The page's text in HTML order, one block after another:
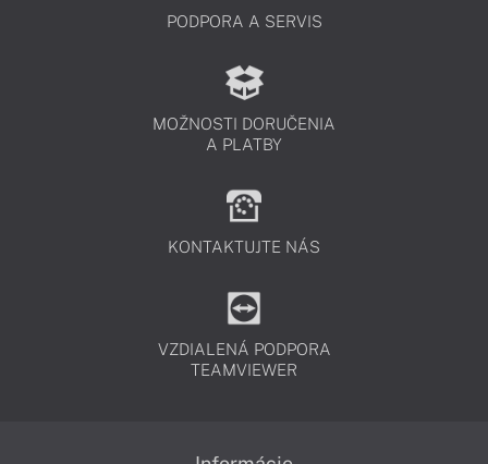
PODPORA A SERVIS
MOŽNOSTI DORUČENIA
A PLATBY
KONTAKTUJTE NÁS
VZDIALENÁ PODPORA
TEAMVIEWER